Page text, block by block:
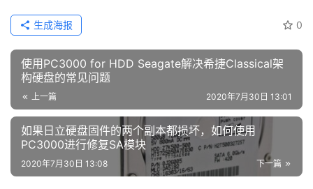
0
生成海报
使用PC3000 for HDD Seagate解决希捷Classical架
构硬盘的常见问题
上一篇 2020年7月30日 13:01
如果日立硬盘固件的两个副本都损坏，如何使用
PC3000进行修复SA模块
下一篇
2020年7月30日 13:08